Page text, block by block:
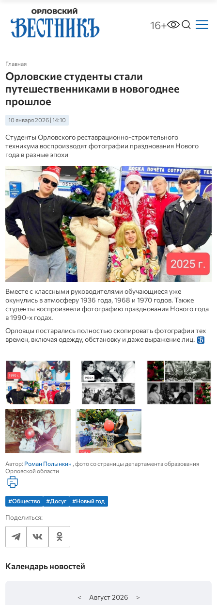
16+
Главная
Орловские студенты стали
путешественниками в новогоднее
прошлое
10 января 2026 | 14:10
Студенты Орловского реставрационно-строительного
техникума воспроизводят фотографии празднования Нового
года в разные эпохи
Вместе с классными руководителями обучающиеся уже
окунулись в атмосферу 1936 года, 1968 и 1970 годов. Также
студенты воспроизвели фотографию празднования Нового года
в 1990-х годах.
Орловцы постарались полностью скопировать фотографии тех
времен, включая одежду, обстановку и даже выражение лиц.
Автор: Роман Полынкин , фото со страницы департамента образования
Орловской области
#Общество #Досуг #Новый год
Поделиться:
Календарь новостей
< Август 2026 >